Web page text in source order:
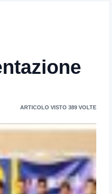
ARTICOLO VISTO 389 VOLTE